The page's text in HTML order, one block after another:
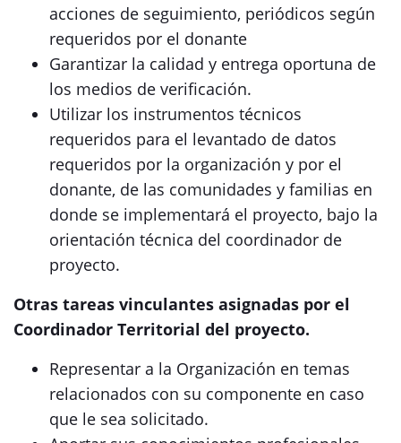
acciones de seguimiento, periódicos según
requeridos por el donante
Garantizar la calidad y entrega oportuna de
los medios de verificación.
Utilizar los instrumentos técnicos
requeridos para el levantado de datos
requeridos por la organización y por el
donante, de las comunidades y familias en
donde se implementará el proyecto, bajo la
orientación técnica del coordinador de
proyecto.
Otras tareas vinculantes asignadas por el
Coordinador Territorial del proyecto.
Representar a la Organización en temas
relacionados con su componente en caso
que le sea solicitado.